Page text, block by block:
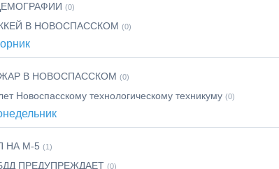
(0)
В НОВОСПАССКОМ (0)
В НОВОСПАССКОМ (0)
Новоспасскому технологическому техникуму (0)
НА М-5 (1)
ПРЕДУПРЕЖДАЕТ (0)